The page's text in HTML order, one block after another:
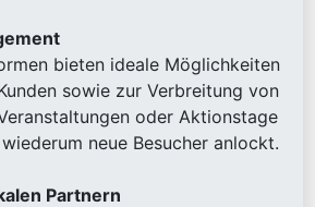
bieten ideale Möglichkeiten
sowie zur Verbreitung von
oder Aktionstage
neue Besucher anlockt.
Partnern